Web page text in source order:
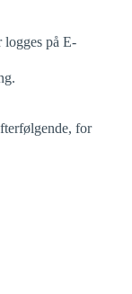
logges på E-
for